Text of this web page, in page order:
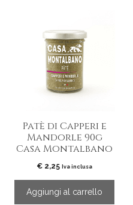
Patè di Capperi e
Mandorle 90g
Casa Montalbano
€2,25 Iva inclusa
Aggiungi al carrello